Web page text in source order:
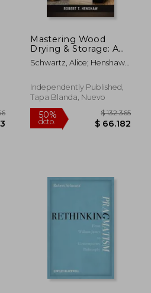
50%
Mastering Wood
Drying & Storage: A
Comprehensive
Guide: Moisture
Finished Lumber for
Small-Scale
Inglés)
Schwartz, Alice; Henshaw,
Independently Published,
Tapa Blanda, Nuevo